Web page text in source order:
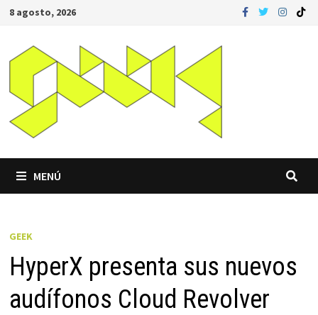
Saltar
contenido
8 agosto, 2026
MENÚ
GEEK
HyperX presenta sus nuevos
audífonos Cloud Revolver